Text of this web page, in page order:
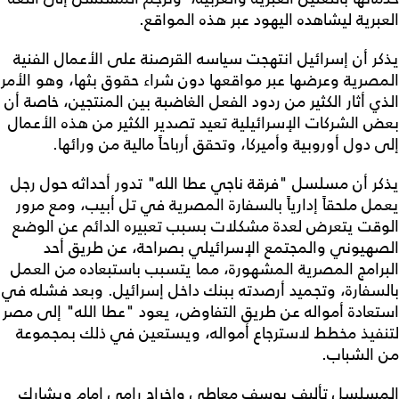
العبرية ليشاهده اليهود عبر هذه المواقع.
يذكر أن إسرائيل انتهجت سياسه القرصنة على الأعمال الفنية
المصرية وعرضها عبر مواقعها دون شراء حقوق بثها، وهو الأمر
الذي أثار الكثير من ردود الفعل الغاضبة بين المنتجين، خاصة أن
بعض الشركات الإسرائيلية تعيد تصدير الكثير من هذه الأعمال
إلى دول أوروبية وأميركا، وتحقق أرباحاً مالية من ورائها.
يذكر أن مسلسل "فرقة ناجي عطا الله" تدور أحداثه حول رجل
يعمل ملحقاً إدارياً بالسفارة المصرية في تل أبيب، ومع مرور
الوقت يتعرض لعدة مشكلات بسبب تعبيره الدائم عن الوضع
الصهيوني والمجتمع الإسرائيلي بصراحة، عن طريق أحد
البرامج المصرية المشهورة، مما يتسبب باستبعاده من العمل
بالسفارة، وتجميد أرصدته ببنك داخل إسرائيل. وبعد فشله في
استعادة أمواله عن طريق التفاوض، يعود "عطا الله" إلى مصر
لتنفيذ مخطط لاسترجاع أمواله، ويستعين في ذلك بمجموعة
من الشباب.
المسلسل تأليف يوسف معاطي وإخراج رامي إمام ويشارك